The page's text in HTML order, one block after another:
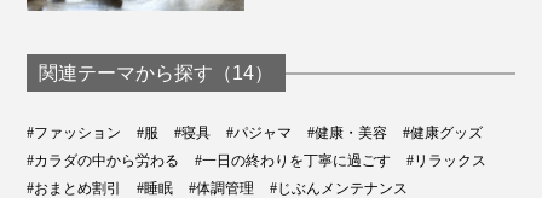
メンズは「ブラック」と「ネイビー」
関連テーマから探す（14）
#ファッション #服 #寝具 #パジャマ #健康・美容
#健康グッズ
#カラダの中から労わる
#一日の終わりを丁寧に過ごす
#リラックス
#おまとめ割引
#睡眠 #体調管理
#じぶんメンテナンス